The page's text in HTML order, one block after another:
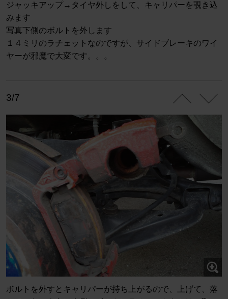
ジャッキアップ→タイヤ外しをして、キャリパーを覗き込
みます
写真下側のボルトを外します
１４ミリのラチェットなのですが、サイドブレーキのワイ
ヤーが邪魔で大変です。。。
3/7
ボルトを外すとキャリパーが持ち上がるので、上げて、落